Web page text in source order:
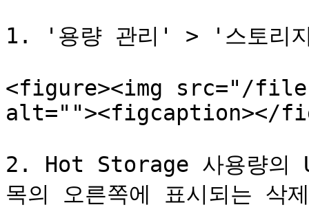
1. '용량 관리' > '스토리
<figure><img src="/files/
alt=""><figcaption></
2. Hot Storage 사용량의
목의 오른쪽에 표시되는 삭